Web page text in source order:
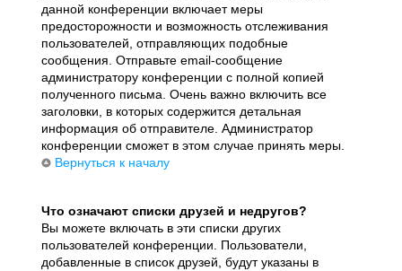
данной конференции включает меры
предосторожности и возможность отслеживания
пользователей, отправляющих подобные
сообщения. Отправьте email-сообщение
администратору конференции с полной копией
полученного письма. Очень важно включить все
заголовки, в которых содержится детальная
информация об отправителе. Администратор
конференции сможет в этом случае принять меры.
Вернуться к началу
Что означают списки друзей и недругов?
Вы можете включать в эти списки других
пользователей конференции. Пользователи,
добавленные в список друзей, будут указаны в